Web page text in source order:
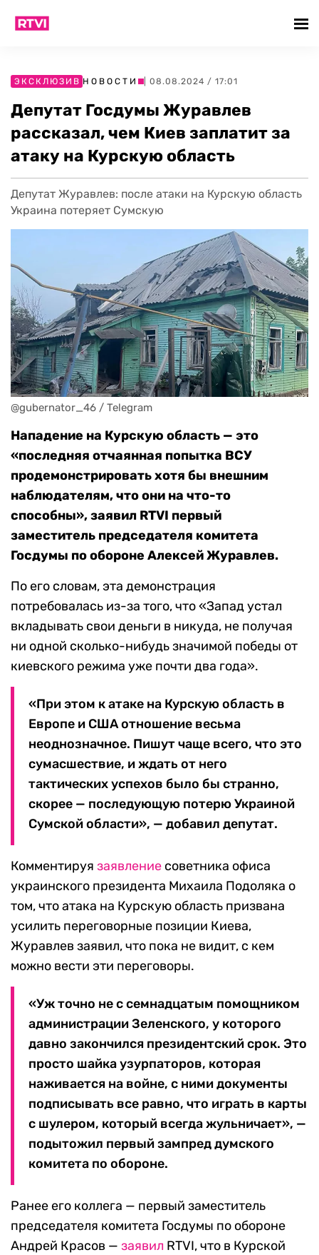
ЭКСКЛЮЗИВ НОВОСТИ | 08.08.2024 / 17:01
Депутат Госдумы Журавлев
рассказал, чем Киев заплатит за
атаку на Курскую область
Депутат Журавлев: после атаки на Курскую область
Украина потеряет Сумскую
@gubernator_46 / Telegram
Нападение на Курскую область — это
«последняя отчаянная попытка ВСУ
продемонстрировать хотя бы внешним
наблюдателям, что они на что-то
способны», заявил RTVI первый
заместитель председателя комитета
Госдумы по обороне Алексей Журавлев.
По его словам, эта демонстрация
потребовалась из-за того, что «Запад устал
вкладывать свои деньги в никуда, не получая
ни одной сколько-нибудь значимой победы от
киевского режима уже почти два года».
«При этом к атаке на Курскую область в
Европе и США отношение весьма
неоднозначное. Пишут чаще всего, что это
сумасшествие, и ждать от него
тактических успехов было бы странно,
скорее — последующую потерю Украиной
Сумской области», — добавил депутат.
Комментируя заявление советника офиса
украинского президента Михаила Подоляка о
том, что атака на Курскую область призвана
усилить переговорные позиции Киева,
Журавлев заявил, что пока не видит, с кем
можно вести эти переговоры.
«Уж точно не с семнадцатым помощником
администрации Зеленского, у которого
давно закончился президентский срок. Это
просто шайка узурпаторов, которая
наживается на войне, с ними документы
подписывать все равно, что играть в карты
с шулером, который всегда жульничает», —
подытожил первый зампред думского
комитета по обороне.
Ранее его коллега — первый заместитель
председателя комитета Госдумы по обороне
Андрей Красов — заявил RTVI, что в Курской